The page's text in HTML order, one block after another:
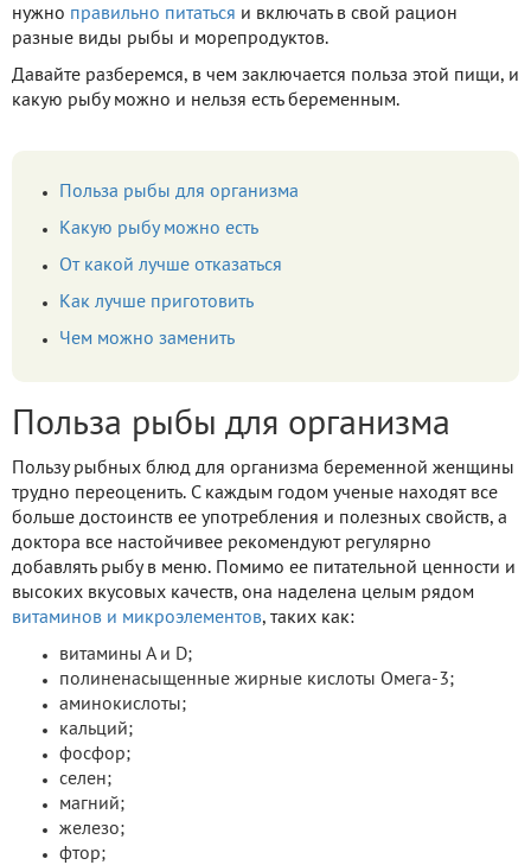
нужно правильно питаться и включать в свой рацион
разные виды рыбы и морепродуктов.
Давайте разберемся, в чем заключается польза этой пищи, и
какую рыбу можно и нельзя есть беременным.
Польза рыбы для организма
Какую рыбу можно есть
От какой лучше отказаться
Как лучше приготовить
Чем можно заменить
Польза рыбы для организма
Пользу рыбных блюд для организма беременной женщины
трудно переоценить. С каждым годом ученые находят все
больше достоинств ее употребления и полезных свойств, а
доктора все настойчивее рекомендуют регулярно
добавлять рыбу в меню. Помимо ее питательной ценности и
высоких вкусовых качеств, она наделена целым рядом
витаминов и микроэлементов, таких как:
витамины А и D;
полиненасыщенные жирные кислоты Омега-3;
аминокислоты;
кальций;
фосфор;
селен;
магний;
железо;
фтор;